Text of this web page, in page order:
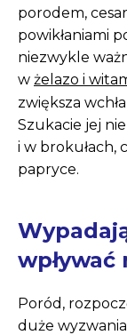
porodem,
powikłaniami
niezwykle
w żelazo i
zwiększa
Szukacie jej
i w brokułach,
papryce.
wpływać
Poród,
duże